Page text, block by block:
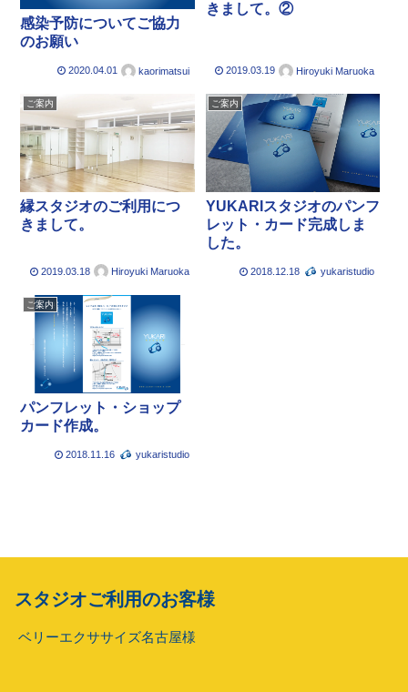
感染予防についてご協力
のお願い
2020.04.01 kaorimatsui
きまして。②
2019.03.19 Hiroyuki Maruoka
ご案内
縁スタジオのご利用につ
きまして。
2019.03.18 Hiroyuki Maruoka
ご案内
YUKARIスタジオのパンフ
レット・カード完成しま
した。
2018.12.18 yukaristudio
ご案内
パンフレット・ショップ
カード作成。
2018.11.16 yukaristudio
スタジオご利用のお客様
ベリーエクササイズ名古屋様